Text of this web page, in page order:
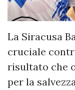
La Siracusa
cruciale
risultato che
per la